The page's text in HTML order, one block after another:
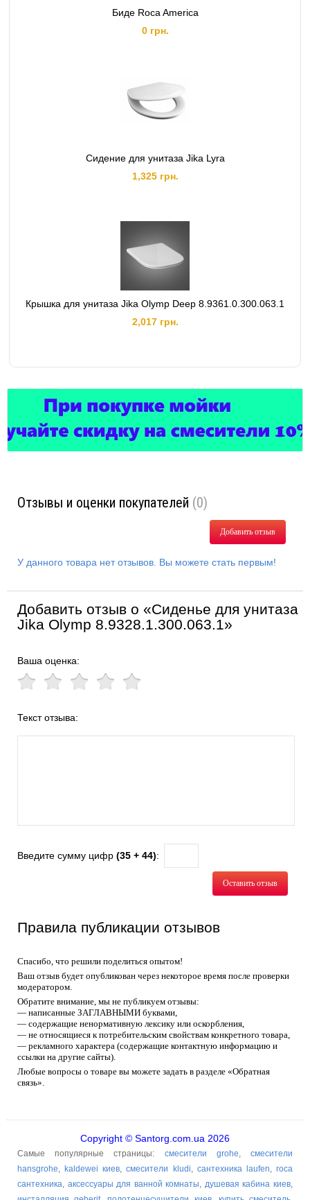
Биде Roca America
0 грн.
Сидение для унитаза Jika Lyra
1,325 грн.
Крышка для унитаза Jika Olymp Deep 8.9361.0.300.063.1
2,017 грн.
Отзывы и оценки покупателей (0)
Добавить отзыв
У данного товара нет отзывов. Вы можете стать первым!
Добавить отзыв о «Сиденье для унитаза
Jika Olymp 8.9328.1.300.063.1»
Ваша оценка:
Текст отзыва:
Введите сумму цифр (35 + 44):
Оставить отзыв
Правила публикации отзывов
Спасибо, что решили поделиться опытом!
Ваш отзыв будет опубликован через некоторое время после проверки
модератором.
Обратите внимание, мы не публикуем отзывы:
— написанные ЗАГЛАВНЫМИ буквами,
— содержащие ненормативную лексику или оскорбления,
— не относящиеся к потребительским свойствам конкретного товара,
— рекламного характера (содержащие контактную информацию и
ссылки на другие сайты).
Любые вопросы о товаре вы можете задать в разделе «Обратная
связь».
Copyright © Santorg.com.ua 2026
Самые популярные страницы: смесители grohe,смесители
hansgrohe, kaldewei киев,смесители kludi, сантехника laufen,roca
сантехника, аксессуары для ванной комнаты, душевая кабина киев,